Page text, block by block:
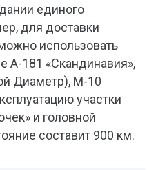
единого
для доставки
использовать
А-181 «Скандинавия»,
Диаметр), М-10
участки
и головной
составит 900 км.